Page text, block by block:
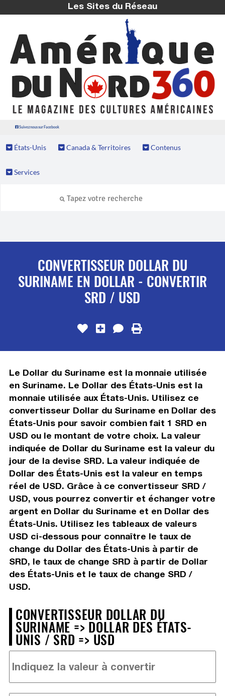
Les Sites du Réseau
Suivez nous sur Facebook
États-Unis Canada & Territoires Contenus
Services
CONVERTISSEUR DOLLAR DU
SURINAME EN DOLLAR - CONVERTIR
SRD / USD
Le Dollar du Suriname est la monnaie utilisée
en Suriname. Le Dollar des États-Unis est la
monnaie utilisée aux États-Unis. Utilisez ce
convertisseur Dollar du Suriname en Dollar des
États-Unis pour savoir combien fait 1 SRD en
USD ou le montant de votre choix. La valeur
indiquée de Dollar du Suriname est la valeur du
jour de la devise SRD. La valeur indiquée de
Dollar des États-Unis est la valeur en temps
réel de USD. Grâce à ce convertisseur SRD /
USD, vous pourrez convertir et échanger votre
argent en Dollar du Suriname et en Dollar des
États-Unis. Utilisez les tableaux de valeurs
USD ci-dessous pour connaître le taux de
change du Dollar des États-Unis à partir de
SRD, le taux de change SRD à partir de Dollar
des États-Unis et le taux de change SRD /
USD.
CONVERTISSEUR DOLLAR DU
SURINAME => DOLLAR DES ÉTATS-
UNIS / SRD => USD